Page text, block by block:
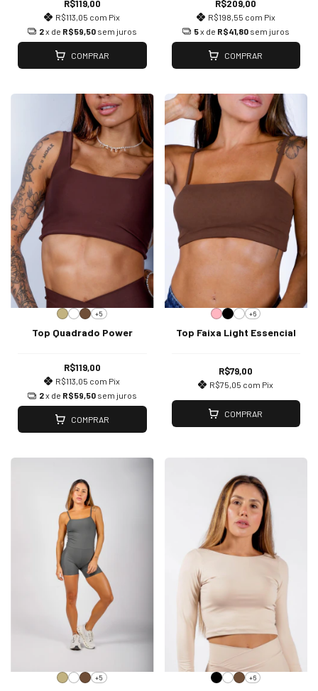
R$119,00
R$113,05 com Pix
2x de R$59,50 sem juros
COMPRAR
R$209,00
R$198,55 com Pix
5x de R$41,80 sem juros
COMPRAR
+5
Top Quadrado Power
R$119,00
R$113,05 com Pix
2x de R$59,50 sem juros
COMPRAR
+6
Top Faixa Light Essencial
R$79,00
R$75,05 com Pix
COMPRAR
+5 +6